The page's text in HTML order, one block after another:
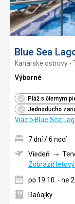
Blue Sea
Kanárske ostrovy -
Výborné
Pláž s čiernym
Jednoducho
Viac o Blue Sea
7 dní / 6 nocí
Viedeň
Zobraziť
po 19.10. - ne
Raňajky